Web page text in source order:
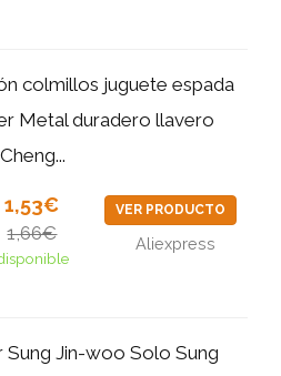
colmillos juguete espada
Metal duradero llavero
Cheng...
1,53€
1,66€
VER PRODUCTO
Aliexpress
Sung Jin-woo Solo Sung